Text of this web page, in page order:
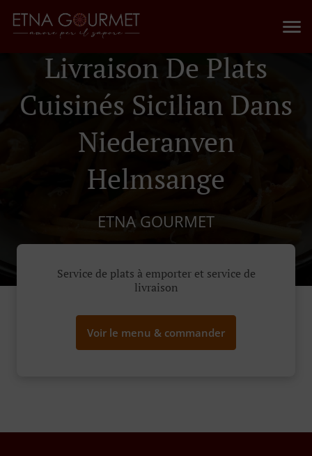
Livraison De Plats
Cuisinés Sicilian Dans
Niederanven
Helmsange
ETNA GOURMET
Service de plats à emporter et service de
livraison
Voir le menu & commander